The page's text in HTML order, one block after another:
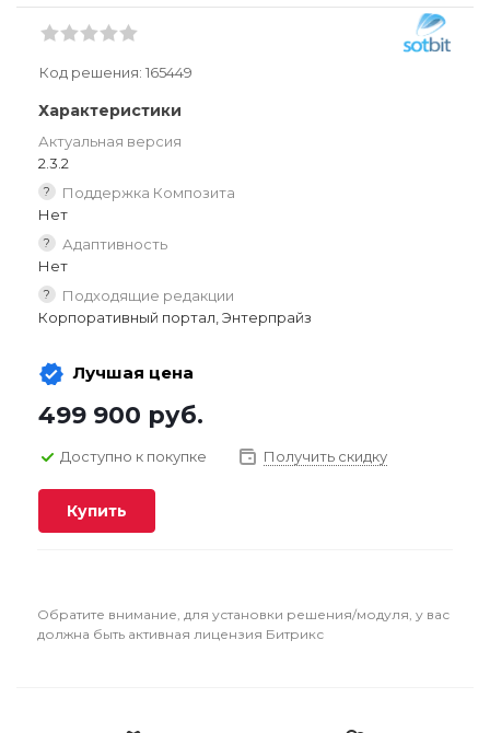
Код решения: 165449
Характеристики
Актуальная версия
2.3.2
?
Поддержка Композита
Нет
?
Адаптивность
Нет
?
Подходящие редакции
Корпоративный портал, Энтерпрайз
Лучшая цена
499 900 руб.
Доступно к покупке Получить скидку
Купить
Обратите внимание, для установки решения/модуля, у вас
должна быть активная лицензия Битрикс